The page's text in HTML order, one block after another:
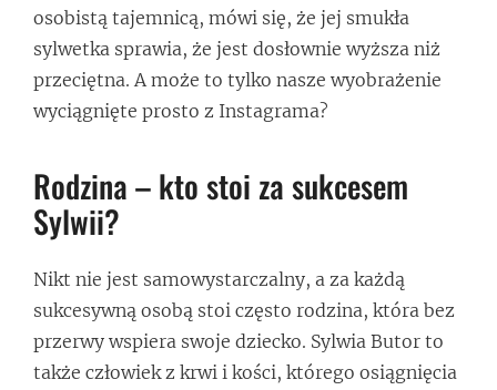
osobistą tajemnicą, mówi się, że jej smukła
sylwetka sprawia, że jest dosłownie wyższa niż
przeciętna. A może to tylko nasze wyobrażenie
wyciągnięte prosto z Instagrama?
Rodzina – kto stoi za sukcesem
Sylwii?
Nikt nie jest samowystarczalny, a za każdą
sukcesywną osobą stoi często rodzina, która bez
przerwy wspiera swoje dziecko. Sylwia Butor to
także człowiek z krwi i kości, którego osiągnięcia